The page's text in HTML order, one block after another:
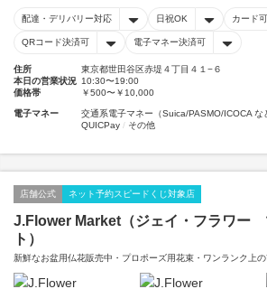
配達・デリバリー対応 日祝OK カード可
QRコード決済可 電子マネー決済可
住所
東京都世田谷区赤堤４丁目４１−６
本日の営業状況 10:30〜19:00
価格帯
￥500〜￥10,000
電子マネー 交通系電子マネー（Suica/PASMO/ICOCA な
QUICPay
その他
店舗公式 ネット予約スピードくじ対象店
J.Flower Market（ジェイ・フラワー
ト）
新鮮なお盆用仏花販売中・プロポーズ用花束・ワンランク上